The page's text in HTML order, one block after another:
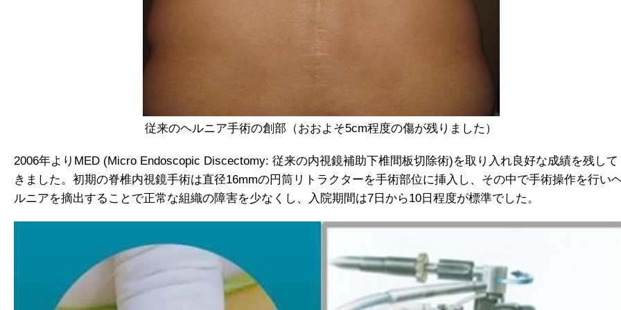
従来のヘルニア手術の創部（おおよそ5cm程度の傷が残りました）
2006年よりMED (Micro Endoscopic Discectomy: 従来の内視鏡補助下椎間板切除術)を取り入れ良好な成績を残して
きました。初期の脊椎内視鏡手術は直径16mmの円筒リトラクターを手術部位に挿入し、その中で手術操作を行い
ルニアを摘出することで正常な組織の障害を少なくし、入院期間は7日から10日程度が標準でした。